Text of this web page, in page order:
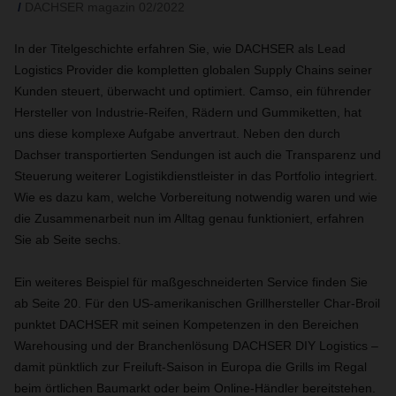
In der Titelgeschichte erfahren Sie, wie DACHSER als Lead
Logistics Provider die kompletten globalen Supply Chains seiner
Kunden steuert, überwacht und optimiert. Camso, ein führender
Hersteller von Industrie-Reifen, Rädern und Gummiketten, hat
uns diese komplexe Aufgabe anvertraut. Neben den durch
Dachser transportierten Sendungen ist auch die Transparenz und
Steuerung weiterer Logistikdienstleister in das Portfolio integriert.
Wie es dazu kam, welche Vorbereitung notwendig waren und wie
die Zusammenarbeit nun im Alltag genau funktioniert, erfahren
Sie ab Seite sechs.
Ein weiteres Beispiel für maßgeschneiderten Service finden Sie
ab Seite 20. Für den US-amerikanischen Grillhersteller Char-Broil
punktet DACHSER mit seinen Kompetenzen in den Bereichen
Warehousing und der Branchenlösung DACHSER DIY Logistics –
damit pünktlich zur Freiluft-Saison in Europa die Grills im Regal
beim örtlichen Baumarkt oder beim Online-Händler bereitstehen.